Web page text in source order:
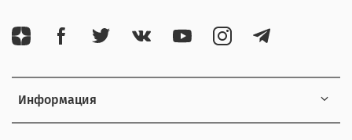
Информация